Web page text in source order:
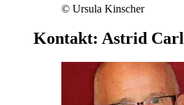
© Ursula Kinscher
Kontakt: Astrid Carl